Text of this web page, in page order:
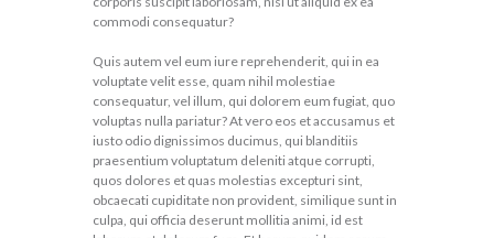
commodi consequatur?
Quis autem vel eum iure reprehenderit, qui in ea
voluptate velit esse, quam nihil molestiae
consequatur, vel illum, qui dolorem eum fugiat, quo
voluptas nulla pariatur? At vero eos et accusamus et
iusto odio dignissimos ducimus, qui blanditiis
praesentium voluptatum deleniti atque corrupti,
quos dolores et quas molestias excepturi sint,
obcaecati cupiditate non provident, similique sunt in
culpa, qui officia deserunt mollitia animi, id est